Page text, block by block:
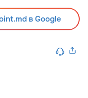
в Google